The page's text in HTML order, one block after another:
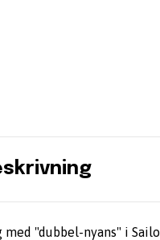
med "dubbel-nyans" i